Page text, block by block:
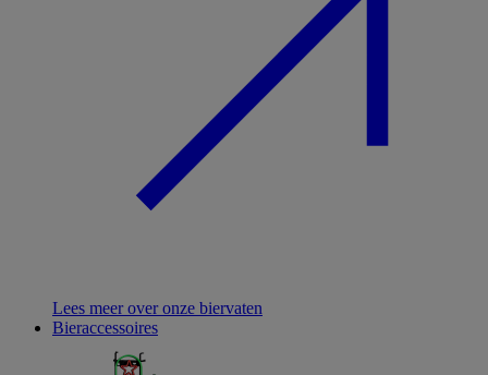
Lees meer over onze biervaten
Bieraccessoires